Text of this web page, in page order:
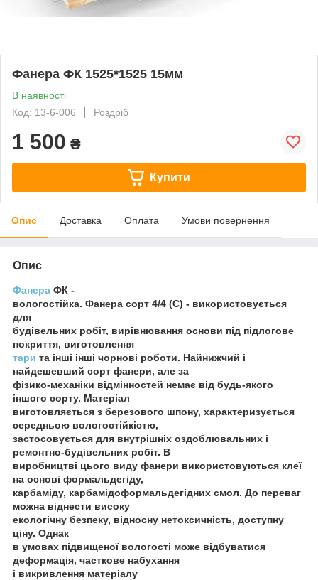
Фанера ФК 1525*1525 15мм
В наявності
Код: 13-6-006
Роздріб
1 500 ₴
Купити
Опис Доставка Оплата Умови повернення
Опис
Фанера ФК -
вологостійка. Фанера сорт 4/4 (С) - використовується
для
будівельних робіт, вирівнювання основи під підлогове
покриття, виготовлення
тари та інші інші чорнові роботи. Найнижчий і
найдешевший сорт фанери, але за
фізико-механіки відмінностей немає від будь-якого
іншого сорту. Матеріал
виготовляється з березового шпону, характеризується
середньою вологостійкістю,
застосовується для внутрішніх оздоблювальних і
ремонтно-будівельних робіт. В
виробництві цього виду фанери використовуються клеї
на основі формальдегіду,
карбаміду, карбамідоформальдегідних смол. До переваг
можна віднести високу
екологічну безпеку, відносну нетоксичність, доступну
ціну. Однак
в умовах підвищеної вологості може відбуватися
деформація, часткове набухання
і викривлення матеріалу